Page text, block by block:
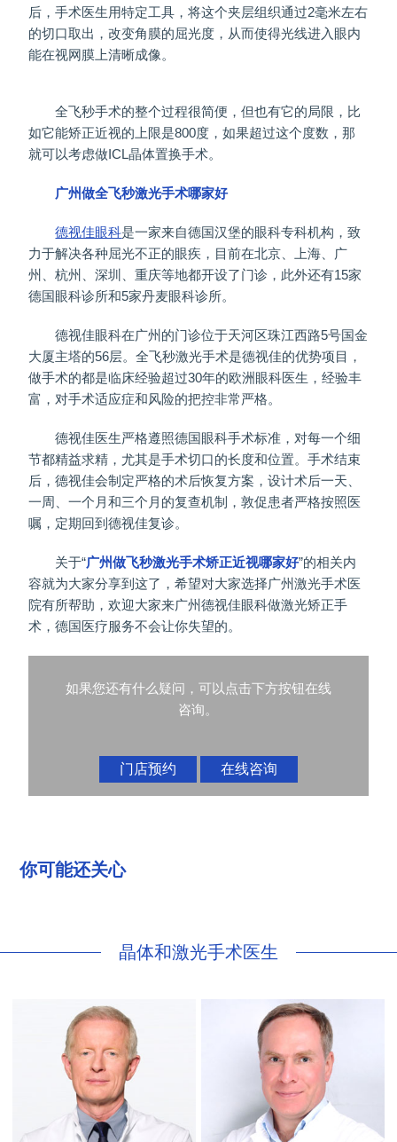
后，手术医生用特定工具，将这个夹层组织通过2毫米左右
的切口取出，改变角膜的屈光度，从而使得光线进入眼内
能在视网膜上清晰成像。
全飞秒手术的整个过程很简便，但也有它的局限，比
如它能矫正近视的上限是800度，如果超过这个度数，那
就可以考虑做ICL晶体置换手术。
广州做全飞秒激光手术哪家好
德视佳眼科是一家来自德国汉堡的眼科专科机构，致
力于解决各种屈光不正的眼疾，目前在北京、上海、广
州、杭州、深圳、重庆等地都开设了门诊，此外还有15家
德国眼科诊所和5家丹麦眼科诊所。
德视佳眼科在广州的门诊位于天河区珠江西路5号国金
大厦主塔的56层。全飞秒激光手术是德视佳的优势项目，
做手术的都是临床经验超过30年的欧洲眼科医生，经验丰
富，对手术适应症和风险的把控非常严格。
德视佳医生严格遵照德国眼科手术标准，对每一个细
节都精益求精，尤其是手术切口的长度和位置。手术结束
后，德视佳会制定严格的术后恢复方案，设计术后一天、
一周、一个月和三个月的复查机制，敦促患者严格按照医
嘱，定期回到德视佳复诊。
关于“广州做飞秒激光手术矫正近视哪家好”的相关内
容就为大家分享到这了，希望对大家选择广州激光手术医
院有所帮助，欢迎大家来广州德视佳眼科做激光矫正手
术，德国医疗服务不会让你失望的。
如果您还有什么疑问，可以点击下方按钮在线
咨询。
门店预约 在线咨询
你可能还关心
晶体和激光手术医生